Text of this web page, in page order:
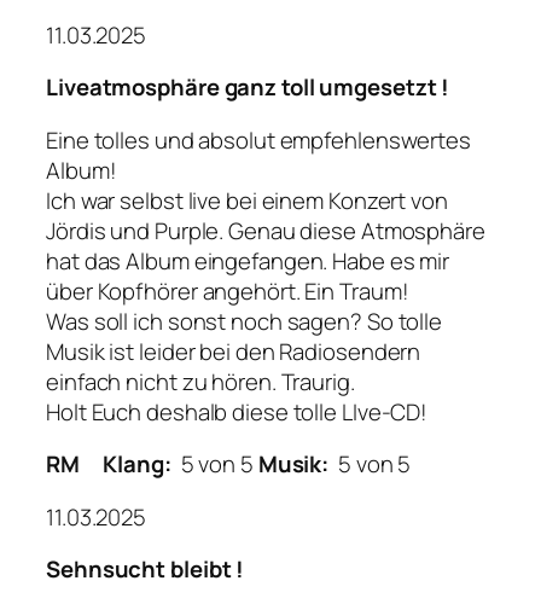
11.03.2025
Liveatmosphäre ganz toll umgesetzt !
Eine tolles und absolut empfehlenswertes
Album!
Ich war selbst live bei einem Konzert von
Jördis und Purple. Genau diese Atmosphäre
hat das Album eingefangen. Habe es mir
über Kopfhörer angehört. Ein Traum!
Was soll ich sonst noch sagen? So tolle
Musik ist leider bei den Radiosendern
einfach nicht zu hören. Traurig.
Holt Euch deshalb diese tolle LIve-CD!
RM
Klang: 5 von 5 Musik: 5 von 5
11.03.2025
Sehnsucht bleibt !